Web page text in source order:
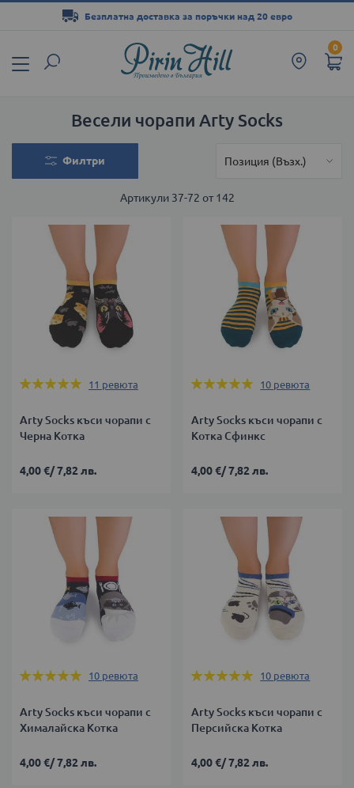
0
Безплатна доставка за поръчки над 20 евро
съдържанието
Весели чорапи Arty Socks
Филтри
Артикули 37-72 от142
Оценка:
11 ревюта
Arty Socks къси чорапи с
Черна Котка
4,00 €/7,82 лв.
Оценка:
10 ревюта
Arty Socks къси чорапи с
Котка Сфинкс
4,00 €/7,82 лв.
Оценка:
10 ревюта
Arty Socks къси чорапи с
Хималайска Котка
4,00 €/7,82 лв.
Оценка:
10 ревюта
Arty Socks къси чорапи с
Персийска Котка
4,00 €/7,82 лв.